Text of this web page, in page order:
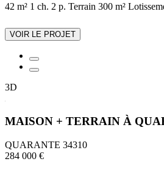
42 m² 1 ch. 2 p. Terrain 300 m²
VOIR LE PROJET
3D
MAISON + TERRAIN À
QUARANTE 34310
284 000 €